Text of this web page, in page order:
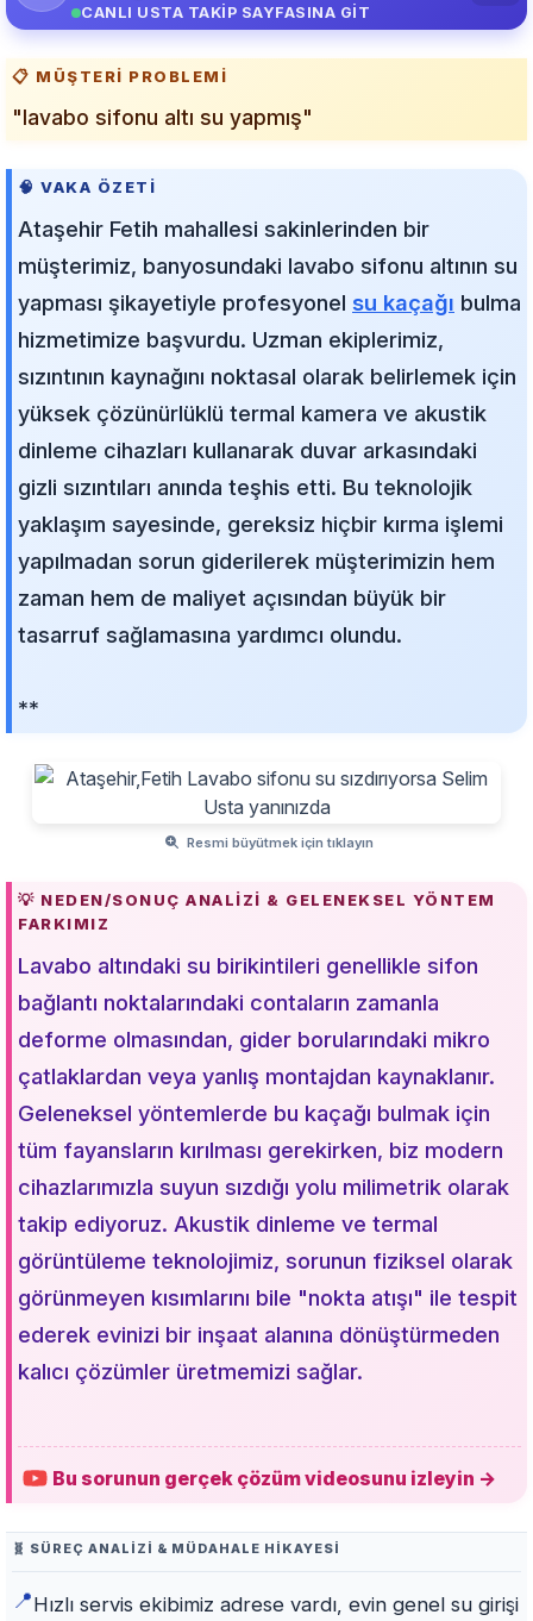
CANLI USTA TAKİP SAYFASINA GİT
📋 MÜŞTERI PROBLEMI
"lavabo sifonu altı su yapmış"
🧠 VAKA ÖZETI
Ataşehir Fetih mahallesi sakinlerinden bir
müşterimiz, banyosundaki lavabo sifonu altının su
yapması şikayetiyle profesyonel su kaçağı bulma
hizmetimize başvurdu. Uzman ekiplerimiz,
sızıntının kaynağını noktasal olarak belirlemek için
yüksek çözünürlüklü termal kamera ve akustik
dinleme cihazları kullanarak duvar arkasındaki
gizli sızıntıları anında teşhis etti. Bu teknolojik
yaklaşım sayesinde, gereksiz hiçbir kırma işlemi
yapılmadan sorun giderilerek müşterimizin hem
zaman hem de maliyet açısından büyük bir
tasarruf sağlamasına yardımcı olundu.
**
Resmi büyütmek için tıklayın
💡 NEDEN/SONUÇ ANALIZI & GELENEKSEL YÖNTEM
FARKIMIZ
Lavabo altındaki su birikintileri genellikle sifon
bağlantı noktalarındaki contaların zamanla
deforme olmasından, gider borularındaki mikro
çatlaklardan veya yanlış montajdan kaynaklanır.
Geleneksel yöntemlerde bu kaçağı bulmak için
tüm fayansların kırılması gerekirken, biz modern
cihazlarımızla suyun sızdığı yolu milimetrik olarak
takip ediyoruz. Akustik dinleme ve termal
görüntüleme teknolojimiz, sorunun fiziksel olarak
görünmeyen kısımlarını bile "nokta atışı" ile tespit
ederek evinizi bir inşaat alanına dönüştürmeden
kalıcı çözümler üretmemizi sağlar.
Bu sorunun gerçek çözüm videosunu izleyin →
🧬 SÜREÇ ANALIZI & MÜDAHALE HIKAYESI
📍Hızlı servis ekibimiz adrese vardı, evin genel su girişi